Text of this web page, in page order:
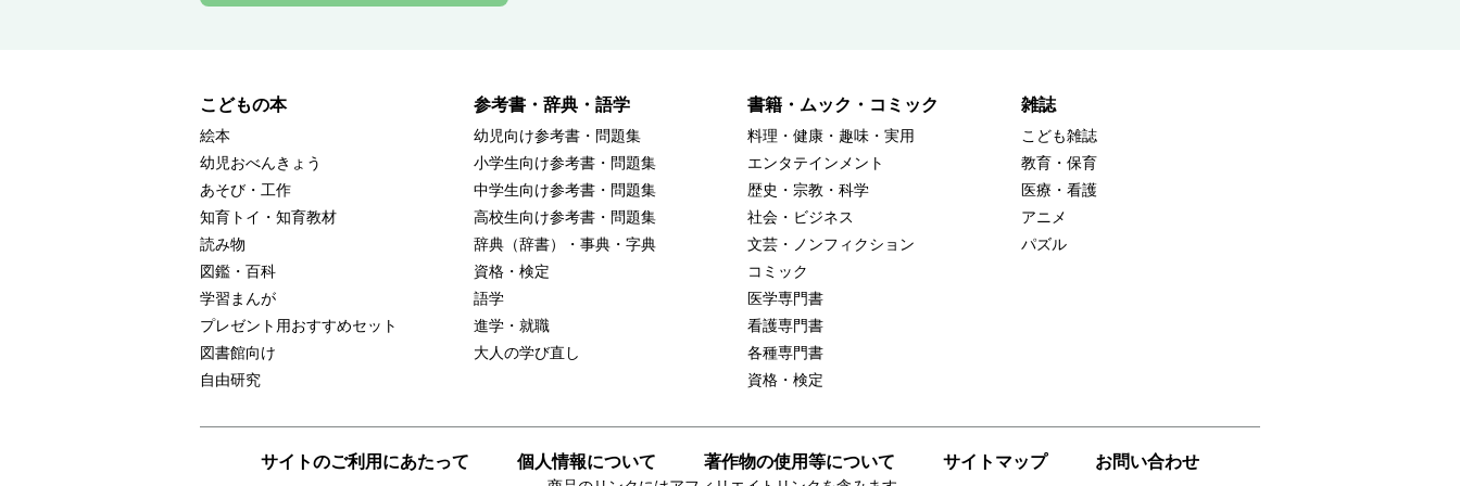
こどもの本
絵本
幼児おべんきょう
あそび・工作
知育トイ・知育教材
読み物
図鑑・百科
学習まんが
プレゼント用おすすめセット
図書館向け
自由研究
参考書・辞典・語学
幼児向け参考書・問題集
小学生向け参考書・問題集
中学生向け参考書・問題集
高校生向け参考書・問題集
辞典（辞書）・事典・字典
資格・検定
語学
進学・就職
大人の学び直し
書籍・ムック・コミック
料理・健康・趣味・実用
エンタテインメント
歴史・宗教・科学
社会・ビジネス
文芸・ノンフィクション
コミック
医学専門書
看護専門書
各種専門書
資格・検定
雑誌
こども雑誌
教育・保育
医療・看護
アニメ
パズル
サイトのご利用にあたって 個人情報について 著作物の使用等について サイトマップ お問い合わせ